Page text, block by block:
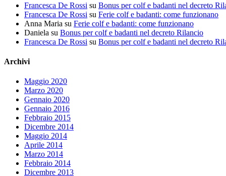
Francesca De Rossi su Bonus per colf e badanti nel decreto
Francesca De Rossi su Ferie colf e badanti: come funzionano
Anna Maria su Ferie colf e badanti: come funzionano
Daniela su Bonus per colf e badanti nel decreto Rilancio
Francesca De Rossi su Bonus per colf e badanti nel decreto
Archivi
Maggio 2020
Marzo 2020
Gennaio 2020
Gennaio 2016
Febbraio 2015
Dicembre 2014
Maggio 2014
Aprile 2014
Marzo 2014
Febbraio 2014
Dicembre 2013